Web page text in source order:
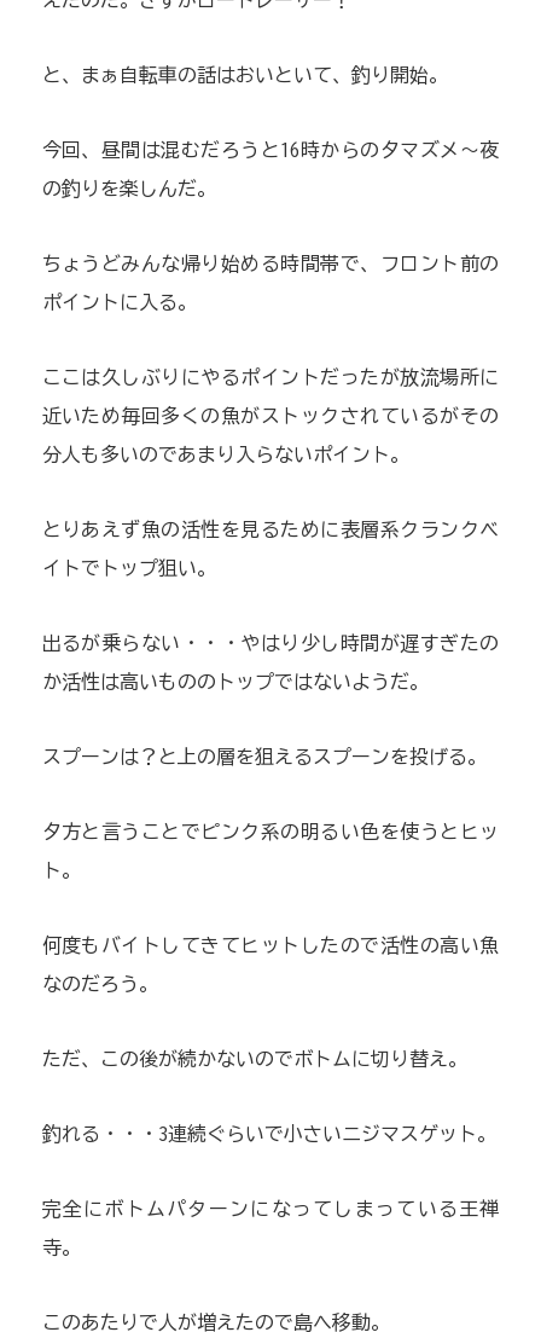
と、まぁ自転車の話はおいといて、釣り開始。
今回、昼間は混むだろうと16時からの夕マズメ～夜
の釣りを楽しんだ。
ちょうどみんな帰り始める時間帯で、フロント前の
ポイントに入る。
ここは久しぶりにやるポイントだったが放流場所に
近いため毎回多くの魚がストックされているがその
分人も多いのであまり入らないポイント。
とりあえず魚の活性を見るために表層系クランクベ
イトでトップ狙い。
出るが乗らない・・・やはり少し時間が遅すぎたの
か活性は高いもののトップではないようだ。
スプーンは？と上の層を狙えるスプーンを投げる。
夕方と言うことでピンク系の明るい色を使うとヒッ
ト。
何度もバイトしてきてヒットしたので活性の高い魚
なのだろう。
ただ、この後が続かないのでボトムに切り替え。
釣れる・・・3連続ぐらいで小さいニジマスゲット。
完全にボトムパターンになってしまっている王禅
寺。
このあたりで人が増えたので島へ移動。